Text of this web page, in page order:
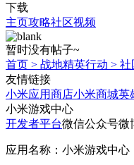
下载
主页攻略社区视频
暂时没有帖子~
首页 > 战地精英行动 > 社
友情链接
小米应用商店小米商城英
小米游戏中心
开发者平台微信公众号微
应用名称：小米游戏中心